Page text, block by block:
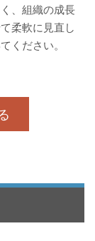
、組織の成長
柔軟に見直し
ください。